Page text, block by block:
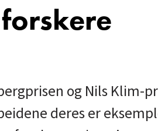
og Nils Klim-
deres er